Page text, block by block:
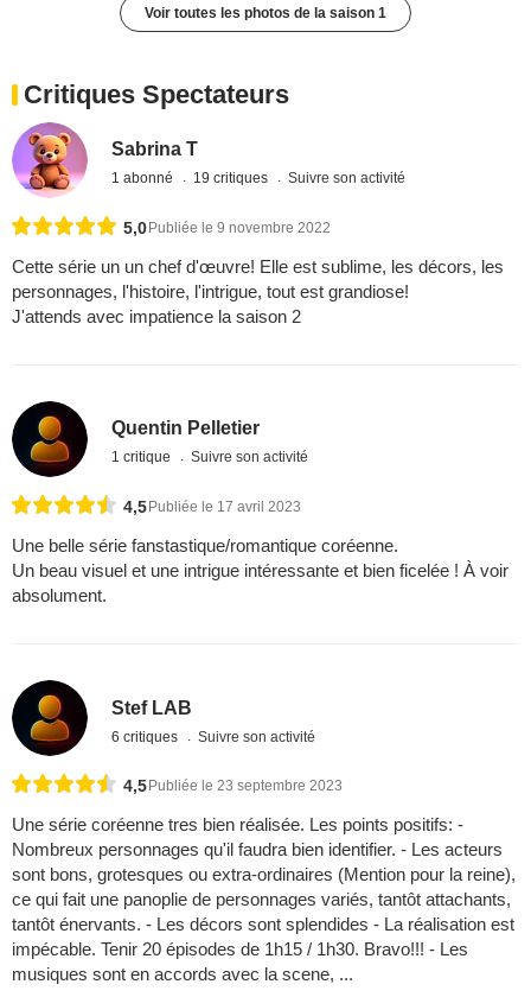
Voir toutes les photos de la saison 1
Critiques Spectateurs
Sabrina T
1 abonné 19 critiques Suivre son activité
5,0Publiée le 9 novembre 2022
Cette série un un chef d'œuvre! Elle est sublime, les décors, les
personnages, l'histoire, l'intrigue, tout est grandiose!
J'attends avec impatience la saison 2
Quentin Pelletier
1 critique Suivre son activité
4,5 Publiée le 17 avril 2023
Une belle série fanstastique/romantique coréenne.
Un beau visuel et une intrigue intéressante et bien ficelée ! À voir
absolument.
Stef LAB
6 critiques Suivre son activité
4,5 Publiée le 23 septembre 2023
Une série coréenne tres bien réalisée. Les points positifs: -
Nombreux personnages qu'il faudra bien identifier. - Les acteurs
sont bons, grotesques ou extra-ordinaires (Mention pour la reine),
ce qui fait une panoplie de personnages variés, tantôt attachants,
tantôt énervants. - Les décors sont splendides - La réalisation est
impécable. Tenir 20 épisodes de 1h15 / 1h30. Bravo!!! - Les
musiques sont en accords avec la scene, ...